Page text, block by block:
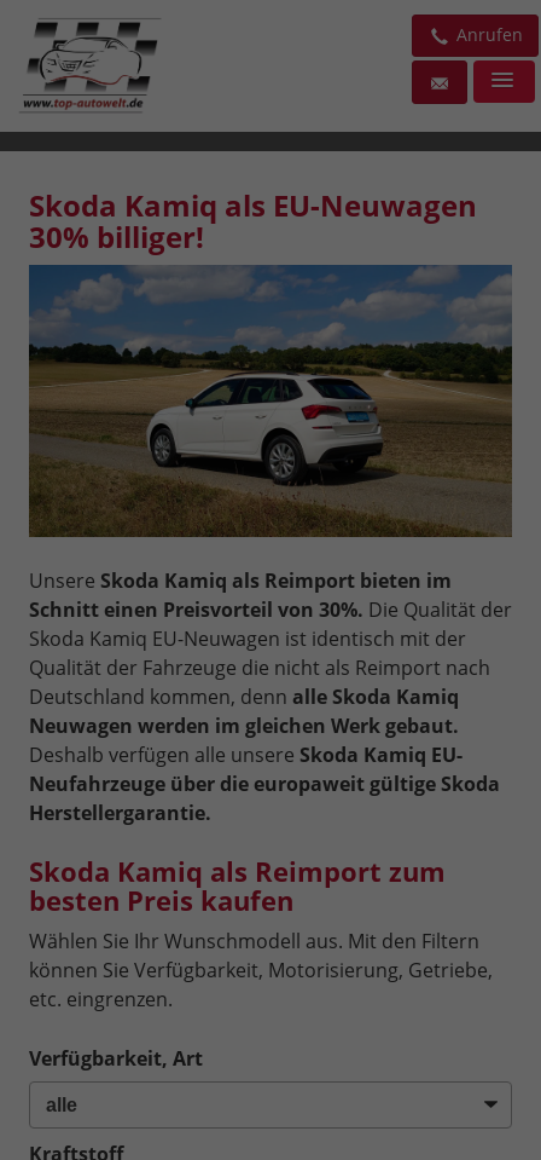
Anrufen
Skoda Kamiq als EU-Neuwagen
30% billiger!
Unsere Skoda Kamiq als Reimport bieten im
Schnitt einen Preisvorteil von 30%. Die Qualität der
Skoda Kamiq EU-Neuwagen ist identisch mit der
Qualität der Fahrzeuge die nicht als Reimport nach
Deutschland kommen, denn alle Skoda Kamiq
Neuwagen werden im gleichen Werk gebaut.
Deshalb verfügen alle unsere Skoda Kamiq EU-
Neufahrzeuge über die europaweit gültige Skoda
Herstellergarantie.
Skoda Kamiq als Reimport zum
besten Preis kaufen
Wählen Sie Ihr Wunschmodell aus. Mit den Filtern
können Sie Verfügbarkeit, Motorisierung, Getriebe,
etc. eingrenzen.
Verfügbarkeit, Art
Kraftstoff